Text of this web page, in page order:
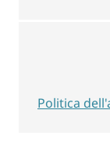
Politica